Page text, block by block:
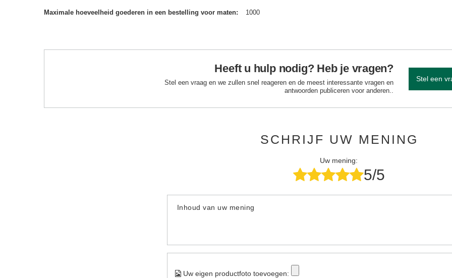
Maximale hoeveelheid goederen in een bestelling voor maten 1000
Heeft u hulp nodig? Heb je vragen?
Stel een vraag en we zullen snel reageren en de meest interessante vragen en
antwoorden publiceren voor anderen..
Stel een
SCHRIJF UW MENING
Uw mening:
5/5
Inhoud van uw mening
Uw eigen productfoto toevoegen: